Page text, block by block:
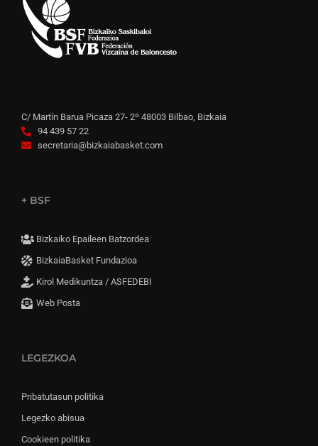
C/ Martín Barua Picaza 27- 2º 48003 Bilbao, Bizkaia
94 439 57 22
secretaria@bizkaiabasket.com
+ BSF
Bizkaiko Epaileen Batzordea
BizkaiaBasket Fundazioa
Kirol Medikuntza / ASFEDEBI
Web Posta
LEGEZKOA
Pribatutasun politika
Legezko abisua
Cookieen politika